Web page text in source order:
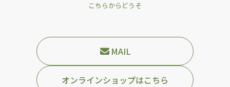
こちらからどうそ
MAIL
オンラインショップはこちら